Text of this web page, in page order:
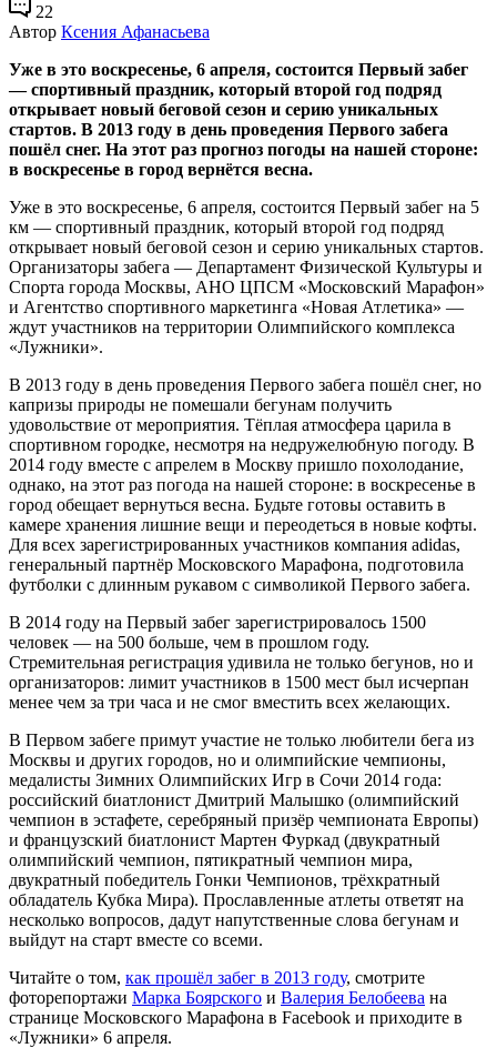
22
Автор Ксения Афанасьева
Уже в это воскресенье, 6 апреля, состоится Первый забег
— спортивный праздник, который второй год подряд
открывает новый беговой сезон и серию уникальных
стартов. В 2013 году в день проведения Первого забега
пошёл снег. На этот раз прогноз погоды на нашей стороне:
в воскресенье в город вернётся весна.
Уже в это воскресенье, 6 апреля, состоится Первый забег на 5
км — спортивный праздник, который второй год подряд
открывает новый беговой сезон и серию уникальных стартов.
Организаторы забега — Департамент Физической Культуры и
Спорта города Москвы, АНО ЦПСМ «Московский Марафон»
и Агентство спортивного маркетинга «Новая Атлетика» —
ждут участников на территории Олимпийского комплекса
«Лужники».
В 2013 году в день проведения Первого забега пошёл снег, но
капризы природы не помешали бегунам получить
удовольствие от мероприятия. Тёплая атмосфера царила в
спортивном городке, несмотря на недружелюбную погоду. В
2014 году вместе с апрелем в Москву пришло похолодание,
однако, на этот раз погода на нашей стороне: в воскресенье в
город обещает вернуться весна. Будьте готовы оставить в
камере хранения лишние вещи и переодеться в новые кофты.
Для всех зарегистрированных участников компания adidas,
генеральный партнёр Московского Марафона, подготовила
футболки с длинным рукавом с символикой Первого забега.
В 2014 году на Первый забег зарегистрировалось 1500
человек — на 500 больше, чем в прошлом году.
Стремительная регистрация удивила не только бегунов, но и
организаторов: лимит участников в 1500 мест был исчерпан
менее чем за три часа и не смог вместить всех желающих.
В Первом забеге примут участие не только любители бега из
Москвы и других городов, но и олимпийские чемпионы,
медалисты Зимних Олимпийских Игр в Сочи 2014 года:
российский биатлонист Дмитрий Малышко (олимпийский
чемпион в эстафете, серебряный призёр чемпионата Европы)
и французский биатлонист Мартен Фуркад (двукратный
олимпийский чемпион, пятикратный чемпион мира,
двукратный победитель Гонки Чемпионов, трёхкратный
обладатель Кубка Мира). Прославленные атлеты ответят на
несколько вопросов, дадут напутственные слова бегунам и
выйдут на старт вместе со всеми.
Читайте о том, как прошёл забег в 2013 году, смотрите
фоторепортажи Марка Боярского и Валерия Белобеева на
странице Московского Марафона в Facebook и приходите в
«Лужники» 6 апреля.